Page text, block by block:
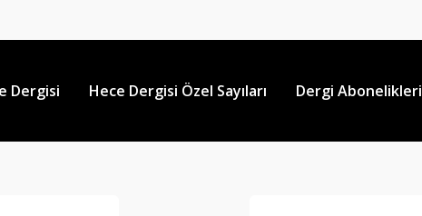
Dergisi Hece Dergisi Özel Sayıları Dergi Abonelikleri